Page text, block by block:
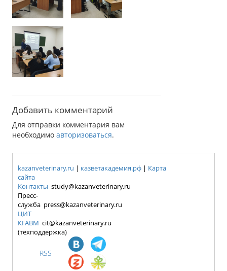
Добавить комментарий
Для отправки комментария вам
необходимо авторизоваться.
kazanveterinary.ru | казветакадемия.рф | Карта
сайта
Контакты study@kazanveterinary.ru
Пресс-
служба press@kazanveterinary.ru
ЦИТ
КГАВМ cit@kazanveterinary.ru
(техподдержка)
RSS